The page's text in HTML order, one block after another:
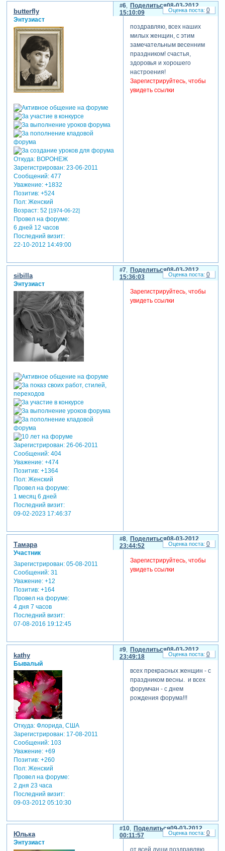
Поделиться
6
08-03-2012
15:10:09
butterfly
Энтузиаст
Откуда:ВОРОНЕЖ
Зарегистрирован: 23-06-2011
Сообщений:477
Уважение: +1832
Позитив: +524
Пол:Женский
Возраст:52 [1974-06-22]
Провел на форуме:
6 дней 12 часов
Последний визит:
22-10-2012 14:49:00
поздравляю, всех наших
милых женщин, с этим
замечательным весенним
праздником! счастья,
здоровья и хорошего
настроения!
Зарегистрируйтесь, чтобы
увидеть ссылки
0
Поделиться
7
08-03-2012
15:36:03
sibilla
Энтузиаст
Зарегистрирован: 26-06-2011
Сообщений:404
Уважение: +474
Позитив: +1364
Пол:Женский
Провел на форуме:
1 месяц 6 дней
Последний визит:
09-02-2023 17:46:37
Зарегистрируйтесь, чтобы
увидеть ссылки
0
Поделиться
8
08-03-2012
23:44:52
Тамара
Участник
Зарегистрирован: 05-08-2011
Сообщений:31
Уважение: +12
Позитив: +164
Провел на форуме:
4 дня 7 часов
Последний визит:
07-08-2016 19:12:45
Зарегистрируйтесь, чтобы
увидеть ссылки
0
Поделиться
9
08-03-2012
23:49:18
kathy
Бывалый
Откуда:Флорида, США
Зарегистрирован: 17-08-2011
Сообщений:103
Уважение: +69
Позитив: +260
Пол:Женский
Провел на форуме:
2 дня 23 часа
Последний визит:
09-03-2012 05:10:30
всех прекрасных женщин - с
праздником весны. и всех
форумчан - с днем
рождения форума!!!
0
Поделиться
10
09-03-2012
00:11:57
Юлька
Энтузиаст
от всей души поздравляю
0